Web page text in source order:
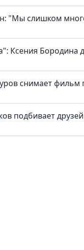
"Мы слишком
Ксения
снимает
подбивает